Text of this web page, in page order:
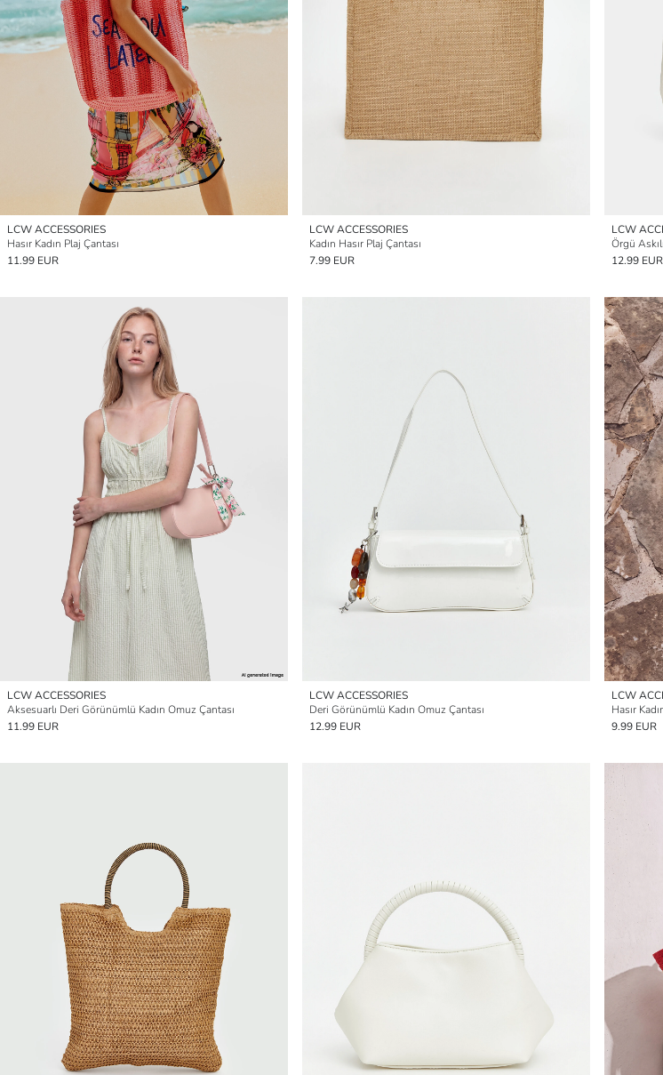
LCW ACCESSORIES
Hasır Kadın Plaj Çantası
11.99 EUR
LCW ACCESSORIES
Kadın Hasır Plaj Çantası
7.99 EUR
LCW
Örgü
12.99 EUR
LCW ACCESSORIES
Aksesuarlı Deri Görünümlü Kadın Omuz Çantası
11.99 EUR
LCW ACCESSORIES
Deri Görünümlü Kadın Omuz Çantası
12.99 EUR
LCW
Hasır
9.99 EUR